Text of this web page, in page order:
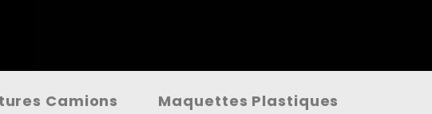
Camions Maquettes Plastiques